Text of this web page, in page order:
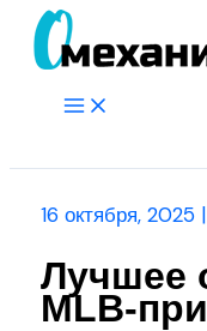
Перейти
Main
16 октября, 2025
Лучшее
MLB-